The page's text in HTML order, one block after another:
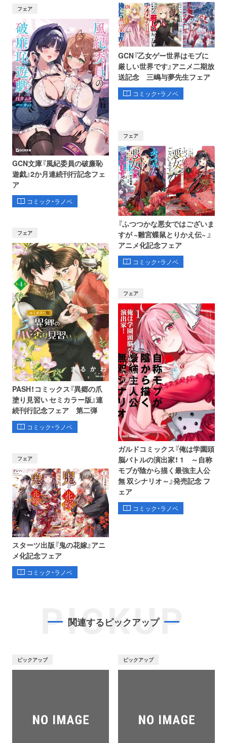
フェア
GCN文庫『風紀委員の破廉恥
遊戯』2か月連続刊行記念フェ
ア
コミック・ラノベ
GCN『乙女ゲー世界はモブに
厳しい世界です』アニメ二期放
送記念 三嶋与夢先生フェア
コミック・ラノベ
フェア
PASH！コミックス『異郷の爪
塗り見習い セミカラー版』連
続刊行記念フェア 第二弾
コミック・ラノベ
フェア
『ふつつかな悪女ではございま
すが ~雛宮蝶鼠とりかえ伝~ 』
アニメ化記念フェア
コミック・ラノベ
フェア
スターツ出版『鬼の花嫁』アニ
メ化記念フェア
コミック・ラノベ
フェア
ガルドコミックス『俺は学園頭
脳バトルの演出家！ 1 ～自称
モブが陰から描く最強主人公
無 双シナリオ～』発売記念 フ
ェア
コミック・ラノベ
PICKUP
関連するピックアップ
ピックアップ ピックアップ